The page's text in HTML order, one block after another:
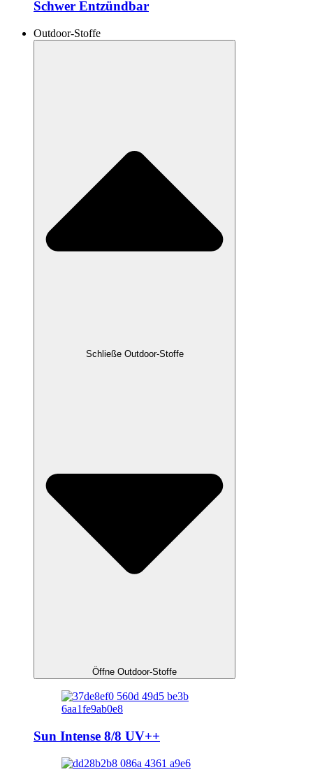
Schwer Entzündbar
Outdoor-Stoffe
Schließe Outdoor-Stoffe
Öffne Outdoor-Stoffe
Sun Intense 8/8 UV++